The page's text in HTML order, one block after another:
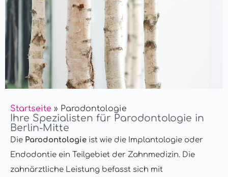
Startseite » Parodontologie
Ihre Spezialisten für Parodontologie in
Berlin-Mitte
Die Parodontologie ist wie die Implantologie oder
Endodontie ein Teilgebiet der Zahnmedizin. Die
zahnärztliche Leistung befasst sich mit